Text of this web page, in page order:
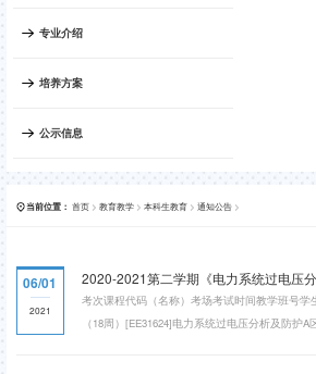
专业介绍
培养方案
公示信息
当前位置： 首页 > 教育教学 > 本科生教育 > 通知公告 >
06/01
2021
2020-2021第二学期《电力系统过电压
考次课程代码（名称）考场考试时间教学班号学
（18周）[EE31624]电力系统过电压分析及防护A